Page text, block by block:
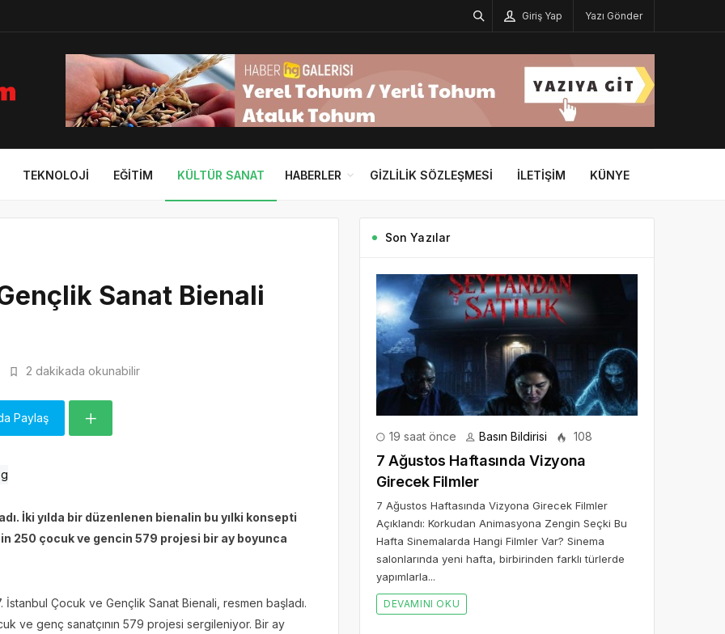
Giriş Yap Yazı Gönder
TEKNOLOJI EĞITIM KÜLTÜR SANAT HABERLER GIZLILIK SÖZLEŞMESI İLETIŞIM KÜNYE
Sanat Bienali
2 dakikada okunabilir
Paylaş
İki yılda bir düzenlenen bienalin bu yılki konsepti
250 çocuk ve gencin 579 projesi bir ay boyunca
İstanbul Çocuk ve Gençlik Sanat Bienali, resmen başladı.
ve genç sanatçının 579 projesi sergileniyor. Bir ay
Son Yazılar
19 saat önce Basın Bildirisi 108
7 Ağustos Haftasında Vizyona
Girecek Filmler
7 Ağustos Haftasında Vizyona Girecek Filmler
Açıklandı: Korkudan Animasyona Zengin Seçki Bu
Hafta Sinemalarda Hangi Filmler Var? Sinema
salonlarında yeni hafta, birbirinden farklı türlerde
yapımlarla...
DEVAMINI OKU